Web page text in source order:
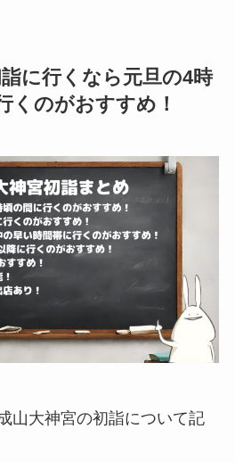
に行くなら元旦の4時
くのがおすすめ！
山大神宮の初詣について記